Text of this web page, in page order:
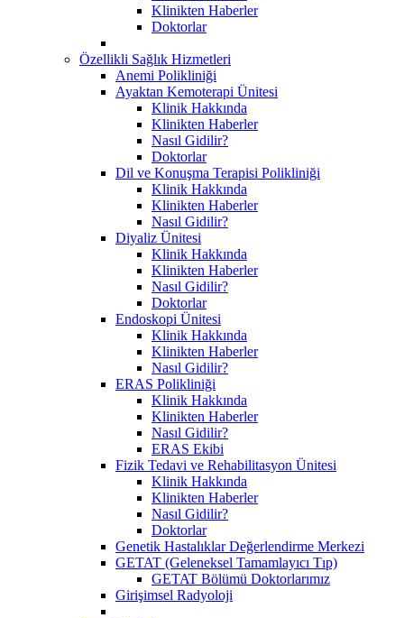
Klinikten Haberler
Doktorlar
Özellikli Sağlık Hizmetleri
Anemi Polikliniği
Ayaktan Kemoterapi Ünitesi
Klinik Hakkında
Klinikten Haberler
Nasıl Gidilir?
Doktorlar
Dil ve Konuşma Terapisi Polikliniği
Klinik Hakkında
Klinikten Haberler
Nasıl Gidilir?
Diyaliz Ünitesi
Klinik Hakkında
Klinikten Haberler
Nasıl Gidilir?
Doktorlar
Endoskopi Ünitesi
Klinik Hakkında
Klinikten Haberler
Nasıl Gidilir?
ERAS Polikliniği
Klinik Hakkında
Klinikten Haberler
Nasıl Gidilir?
ERAS Ekibi
Fizik Tedavi ve Rehabilitasyon Ünitesi
Klinik Hakkında
Klinikten Haberler
Nasıl Gidilir?
Doktorlar
Genetik Hastalıklar Değerlendirme Merkezi
GETAT (Geleneksel Tamamlayıcı Tıp)
GETAT Bölümü Doktorlarımız
Girişimsel Radyoloji